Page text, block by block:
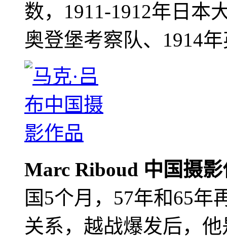
数，1911-1912年日本
奥登堡考察队、1914
Marc Riboud 中国摄
国5个月，57年和65年
关系，越战爆发后，